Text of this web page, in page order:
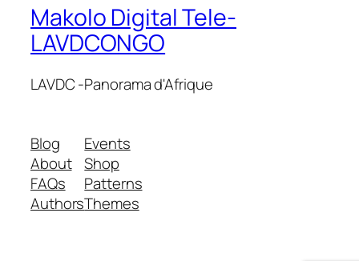
Makolo Digital Tele-
LAVDCONGO
LAVDC -Panorama d'Afrique
Blog
About
FAQs
Authors
Events
Shop
Patterns
Themes